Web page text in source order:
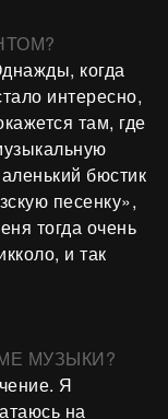
когда
интересно,
там, где
бюстик
песенку»,
тогда очень
и так
МУЗЫКИ?
Я
на